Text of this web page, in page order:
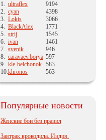
1. ultraflex
9194
2. cyan
4398
3. Lokis
3066
4. BlackAlex
1771
5. strij
1545
6. ivan
1461
7. svenik
946
8. caravaev.borya 597
9. kle-belchonok 583
10.khronos 563
Популярные новости
Женские бои без правил
Завтрак крокодила. Индия.